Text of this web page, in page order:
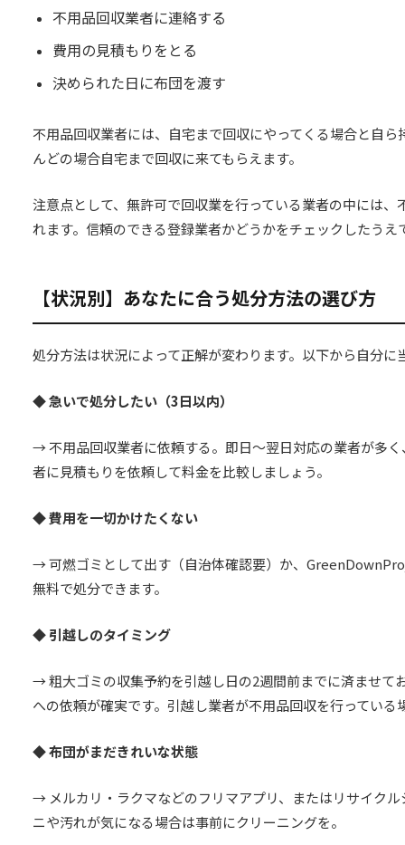
不用品回収業者に連絡する
費用の見積もりをとる
決められた日に布団を渡す
不用品回収業者には、自宅まで回収にやってくる場合と自
んどの場合自宅まで回収に来てもらえます。
注意点として、無許可で回収業を行っている業者の中には
れます。信頼のできる登録業者かどうかをチェックしたうえ
【状況別】あなたに合う処分方法の選び方
処分方法は状況によって正解が変わります。以下から自分
◆ 急いで処分したい（3日以内）
→ 不用品回収業者に依頼する。即日〜翌日対応の業者が多
者に見積もりを依頼して料金を比較しましょう。
◆ 費用を一切かけたくない
→ 可燃ゴミとして出す（自治体確認要）か、
無料で処分できます。
◆ 引越しのタイミング
→ 粗大ゴミの収集予約を引越し日の2週間前までに済ませて
への依頼が確実です。引越し業者が不用品回収を行ってい
◆ 布団がまだきれいな状態
→ メルカリ・ラクマなどのフリマアプリ、またはリサイク
ニや汚れが気になる場合は事前にクリーニングを。